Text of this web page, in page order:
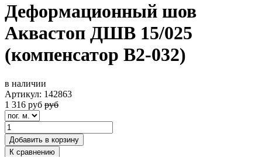
Деформационный шов
Аквастоп ДШВ 15/025
(компенсатор В2-032)
в наличии
Артикул: 142863
1 316 руб руб
Добавить в корзину
К сравнению